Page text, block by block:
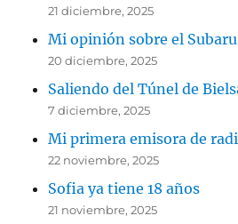
21 diciembre, 2025
Mi opinión sobre el
20 diciembre, 2025
Saliendo del Túnel de
7 diciembre, 2025
Mi primera emisora de
22 noviembre, 2025
Sofia ya tiene 18 años
21 noviembre, 2025